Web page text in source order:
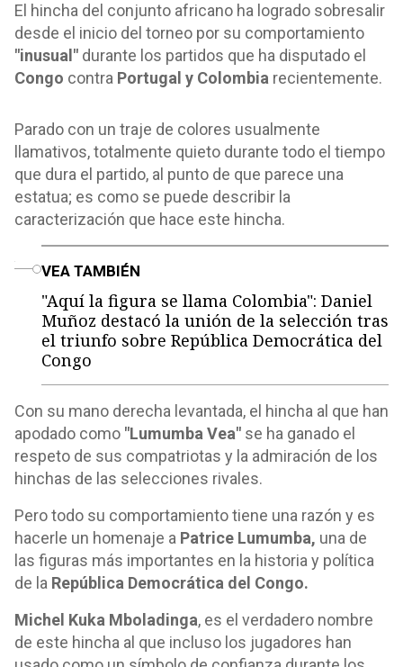
El hincha del conjunto africano ha logrado sobresalir
desde el inicio del torneo por su comportamiento
"inusual" durante los partidos que ha disputado el
Congo contra Portugal y Colombia recientemente.
Parado con un traje de colores usualmente
llamativos, totalmente quieto durante todo el tiempo
que dura el partido, al punto de que parece una
estatua; es como se puede describir la
caracterización que hace este hincha.
VEA TAMBIÉN
"Aquí la figura se llama Colombia": Daniel
Muñoz destacó la unión de la selección tras
el triunfo sobre República Democrática del
Congo
Con su mano derecha levantada, el hincha al que han
apodado como "Lumumba Vea" se ha ganado el
respeto de sus compatriotas y la admiración de los
hinchas de las selecciones rivales.
Pero todo su comportamiento tiene una razón y es
hacerle un homenaje a Patrice Lumumba, una de
las figuras más importantes en la historia y política
de la República Democrática del Congo.
Michel Kuka Mboladinga, es el verdadero nombre
de este hincha al que incluso los jugadores han